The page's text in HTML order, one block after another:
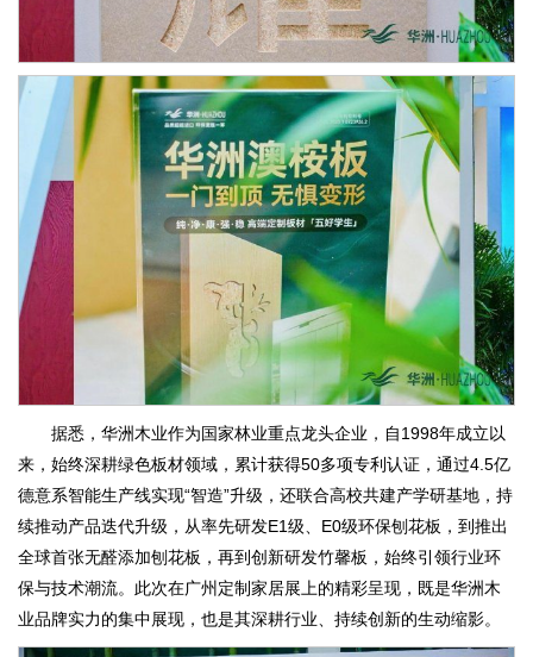
据悉，华洲木业作为国家林业重点龙头企业，自1998年成立以
来，始终深耕绿色板材领域，累计获得50多项专利认证，通过4.5亿
德意系智能生产线实现“智造”升级，还联合高校共建产学研基地，持
续推动产品迭代升级，从率先研发E1级、E0级环保刨花板，到推出
全球首张无醛添加刨花板，再到创新研发竹馨板，始终引领行业环
保与技术潮流。此次在广州定制家居展上的精彩呈现，既是华洲木
业品牌实力的集中展现，也是其深耕行业、持续创新的生动缩影。